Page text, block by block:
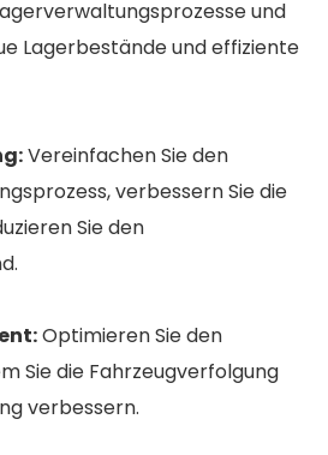
und
Lagerbestände und effiziente
Vereinfachen Sie den
verbessern Sie die
Sie den
Optimieren Sie den
Sie die Fahrzeugverfolgung
verbessern.